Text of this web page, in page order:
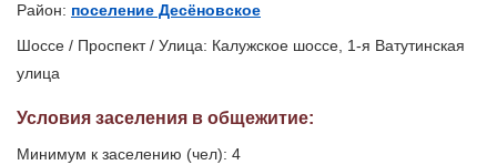
Район: поселение Десёновское
Шоссе / Проспект / Улица: Калужское шоссе, 1-я Ватутинская
улица
Условия заселения в общежитие:
Минимум к заселению (чел): 4